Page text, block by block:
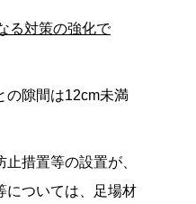
る対策の強化で
の隙間は12cm未満
措置等の設置が、
については、足場材